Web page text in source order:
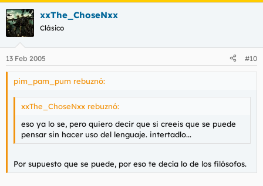
xxThe_ChoseNxx
Clásico
13 Feb 2005 #10
pim_pam_pum rebuznó:
xxThe_ChoseNxx rebuznó:
eso ya lo se, pero quiero decir que si creeis que se puede
pensar sin hacer uso del lenguaje. intertadlo...
Por supuesto que se puede, por eso te decía lo de los filósofos.